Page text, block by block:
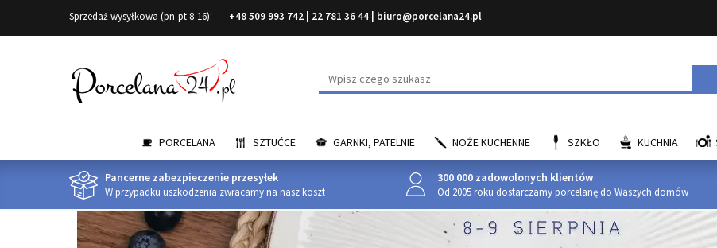
Sprzedaż wysyłkowa (pn-pt 8-16): +48 509 993 742 22 781 36 44 biuro@porcelana24.pl
Wyszukaj
PORCELANA SZTUĆCE GARNKI, PATELNIE NOŻE KUCHENNE SZKŁO KUCHNIA
Pancerne zabezpieczenie przesyłek
W przypadku uszkodzenia zwracamy na nasz koszt
300 000 zadowolonych klientów
Od 2005 roku dostarczamy porcelanę do Waszych domów